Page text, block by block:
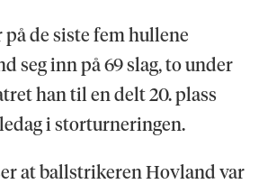
de siste fem hullene
seg inn på 69 slag, to under
han til en delt 20. plass
i storturneringen.
at ballstrikeren Hovland var